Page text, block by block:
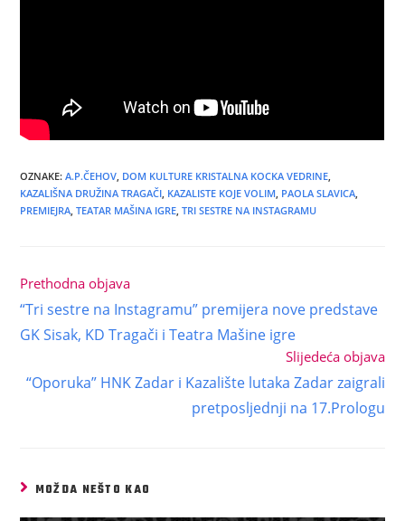
OZNAKE:A.P.ČEHOV, DOM KULTURE KRISTALNA KOCKA VEDRINE,
KAZALIŠNA DRUŽINA TRAGAČI, KAZALISTE KOJE VOLIM, PAOLA SLAVICA,
PREMIEJRA, TEATAR MAŠINA IGRE, TRI SESTRE NA INSTAGRAMU
Prethodna objava
“Tri sestre na Instagramu” premijera nove predstave
GK Sisak, KD Tragači i Teatra Mašine igre
Slijedeća objava
“Oporuka” HNK Zadar i Kazalište lutaka Zadar zaigrali
pretposljednji na 17.Prologu
MOŽDA NEŠTO KAO